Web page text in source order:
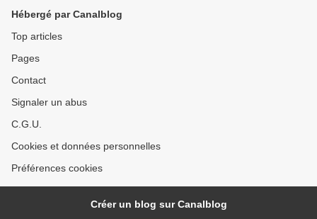
Hébergé par Canalblog
Top articles
Pages
Contact
Signaler un abus
C.G.U.
Cookies et données personnelles
Préférences cookies
Créer un blog sur Canalblog